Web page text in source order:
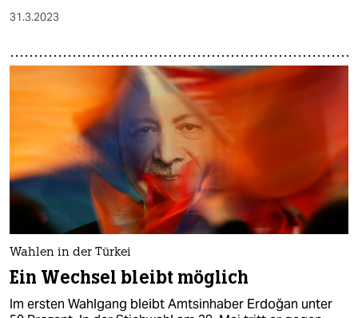
31.3.2023
Wahlen in der Türkei
Ein Wechsel bleibt möglich
Im ersten Wahlgang bleibt Amtsinhaber Erdoğan unter